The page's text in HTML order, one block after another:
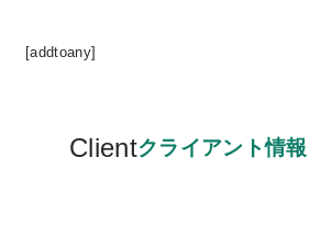
[addtoany]
Clientクライアント情報